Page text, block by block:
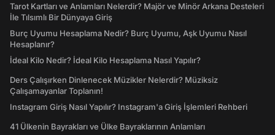
Tarot Kartları ve Anlamları Nelerdir? Majör ve Minör Arkana Desteleri
İle Tılsımlı Bir Dünyaya Giriş
Burç Uyumu Hesaplama Nedir? Burç Uyumu, Aşk Uyumu Nasıl
Hesaplanır?
İdeal Kilo Nedir? İdeal Kilo Hesaplama Nasıl Yapılır?
Ders Çalışırken Dinlenecek Müzikler Nelerdir? Müziksiz
Çalışamayanlar Toplanın!
Instagram Giriş Nasıl Yapılır? Instagram'a Giriş İşlemleri Rehberi
41 Ülkenin Bayrakları ve Ülke Bayraklarının Anlamları